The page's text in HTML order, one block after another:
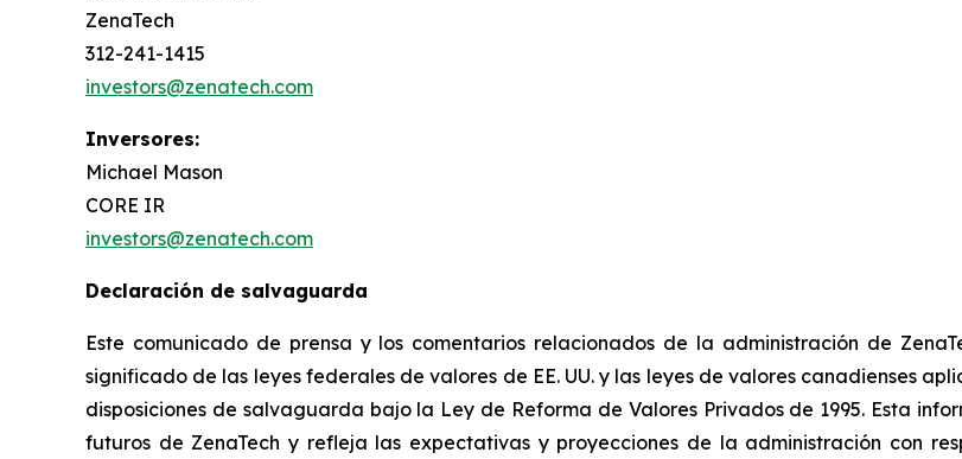
ZenaTech
312-241-1415
investors@zenatech.com
Inversores:
Michael Mason
CORE IR
investors@zenatech.com
Declaración de salvaguarda
Este comunicado de prensa y los comentarios relacionados de la administración de
significado de las leyes federales de valores de EE. UU. y las leyes de valores canadienses
disposiciones de salvaguarda bajo la Ley de Reforma de Valores Privados de 1995. Esta
futuros de ZenaTech y refleja las expectativas y proyecciones de la administración con